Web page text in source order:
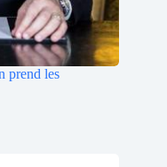
prend les